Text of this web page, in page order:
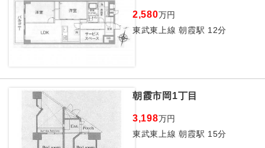
2,580万円
東武東上線 朝霞駅 12分
朝霞市岡1丁目
3,198万円
東武東上線 朝霞駅 15分